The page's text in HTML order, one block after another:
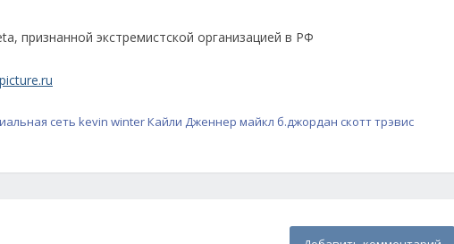
признанной экстремистской организацией в РФ
сеть kevin winterКайли Дженнер майкл б.джордан скотт трэвис